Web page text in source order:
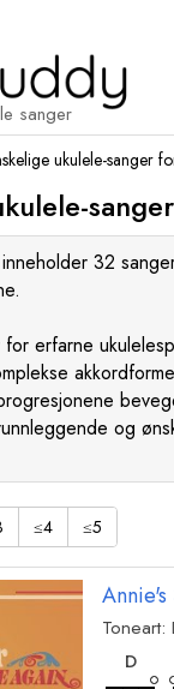
sanger
ukulele-sanger
32
erfarne
og
≤4 ≤5
Annie's
Toneart:
D